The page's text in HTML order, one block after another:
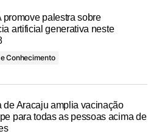
promove palestra sobre
artificial generativa neste
Conhecimento
de Aracaju amplia vacinação
para todas as pessoas acima de